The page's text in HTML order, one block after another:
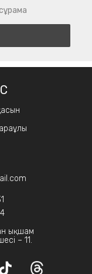
ықшам
– 11.